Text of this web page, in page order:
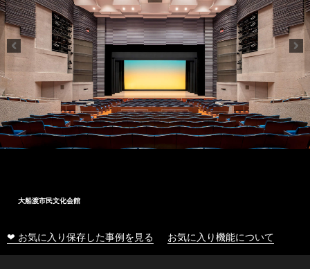
大船渡市民文化会館
❤ お気に入り保存した事例を見る お気に入り機能について